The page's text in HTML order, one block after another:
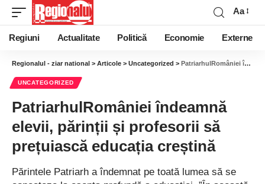
Aa
Regiuni Actualitate Politică Economie Externe
Regionalul - ziar national > Articole > Uncategorized > PatriarhulRomâniei îndeamnă elevii, părinții și profesorii să prețuiască educația creștină
UNCATEGORIZED
PatriarhulRomâniei îndeamnă
elevii, părinții și profesorii să
prețuiască educația creștină
Părintele Patriarh a îndemnat pe toată lumea să se